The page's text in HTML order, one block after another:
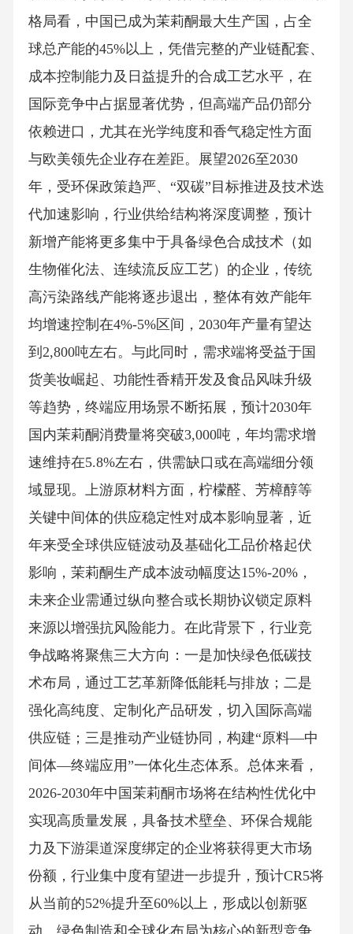
格局看，中国已成为茉莉酮最大生产国，占全
球总产能的45%以上，凭借完整的产业链配套、
成本控制能力及日益提升的合成工艺水平，在
国际竞争中占据显著优势，但高端产品仍部分
依赖进口，尤其在光学纯度和香气稳定性方面
与欧美领先企业存在差距。展望2026至2030
年，受环保政策趋严、“双碳”目标推进及技术迭
代加速影响，行业供给结构将深度调整，预计
新增产能将更多集中于具备绿色合成技术（如
生物催化法、连续流反应工艺）的企业，传统
高污染路线产能将逐步退出，整体有效产能年
均增速控制在4%-5%区间，2030年产量有望达
到2,800吨左右。与此同时，需求端将受益于国
货美妆崛起、功能性香精开发及食品风味升级
等趋势，终端应用场景不断拓展，预计2030年
国内茉莉酮消费量将突破3,000吨，年均需求增
速维持在5.8%左右，供需缺口或在高端细分领
域显现。上游原材料方面，柠檬醛、芳樟醇等
关键中间体的供应稳定性对成本影响显著，近
年来受全球供应链波动及基础化工品价格起伏
影响，茉莉酮生产成本波动幅度达15%-20%，
未来企业需通过纵向整合或长期协议锁定原料
来源以增强抗风险能力。在此背景下，行业竞
争战略将聚焦三大方向：一是加快绿色低碳技
术布局，通过工艺革新降低能耗与排放；二是
强化高纯度、定制化产品研发，切入国际高端
供应链；三是推动产业链协同，构建“原料—中
间体—终端应用”一体化生态体系。总体来看，
2026-2030年中国茉莉酮市场将在结构性优化中
实现高质量发展，具备技术壁垒、环保合规能
力及下游渠道深度绑定的企业将获得更大市场
份额，行业集中度有望进一步提升，预计CR5将
从当前的52%提升至60%以上，形成以创新驱